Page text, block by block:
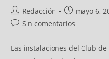
Redacción mayo 6,
Sin comentarios
Las instalaciones del Club